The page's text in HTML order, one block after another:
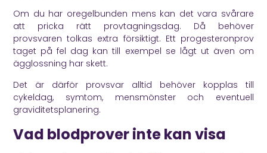
Om du har oregelbunden mens kan det vara svårare
att pricka rätt provtagningsdag. Då behöver
provsvaren tolkas extra försiktigt. Ett progesteronprov
taget på fel dag kan till exempel se lågt ut även om
ägglossning har skett.
Det är därför provsvar alltid behöver kopplas till
cykeldag, symtom, mensmönster och eventuell
graviditetsplanering.
Vad blodprover inte kan visa